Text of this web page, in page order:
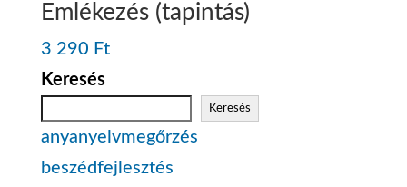
Emlékezés (tapintás)
3 290 Ft
Keresés
Keresés
anyanyelvmegőrzés
beszédfejlesztés